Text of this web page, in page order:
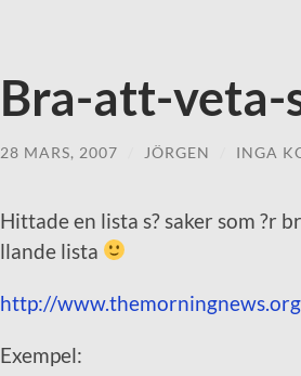
Bra-att-veta-
28 MARS, 2007 JÖRGEN INGA
Hittade en lista s? saker som ?r
llande lista
http://
Exempel: